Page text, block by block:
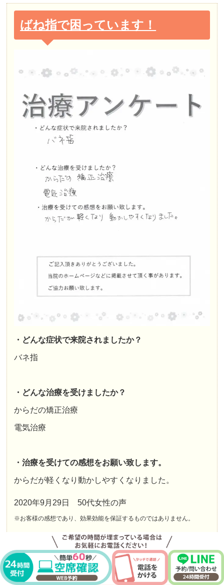
ばね指で困っています！
・どんな症状で来院されましたか？
バネ指
・どんな治療を受けましたか？
からだの矯正治療
電気治療
・治療を受けての感想をお願い致します。
からだが軽くなり動かしやすくなりました。
2020年9月29日 50代女性の声
※お客様の感想であり、効果効能を保証するものではありません。
脊柱管狭窄症できました。